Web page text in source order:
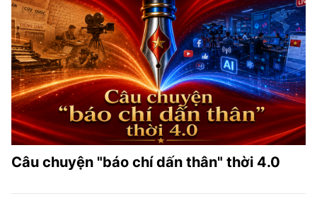
Câu chuyện "báo chí dấn thân" thời 4.0